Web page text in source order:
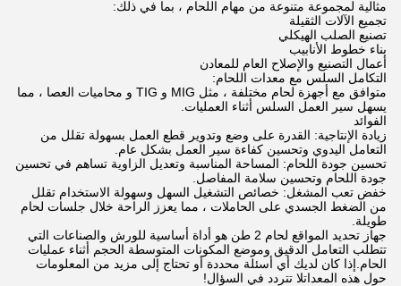
مثالية لمجموعة متنوعة من مهام اللحام ، بما في ذلك:
تجميع الآلات الثقيلة
تصنيع الصلب الهيكلي
بناء خطوط الأنابيب
أعمال التصنيع والإصلاح العام للمعادن
التكامل السلس مع معدات اللحام:
متوافق مع أجهزة لحام مختلفة ، مثل MIG و TIG و محاميات العصا ، مما
يسهل سير العمل السلس أثناء العمليات.
الفوائد
زيادة الإنتاجية: القدرة على وضع وتدوير قطع العمل بسهولة تقلل من
التعامل اليدوي وتحسين كفاءة سير العمل بشكل عام.
تحسين جودة اللحام: المساحة المناسبة وتعديل الزاوية تساهم في تحسين
جودة اللحام وتحسين سلامة المفاصل.
خفض تعب المشغل: خصائص التشغيل السهل وسهولة الاستخدام تقلل
من الضغط الجسدي على الحاملات ، مما يعزز الراحة خلال جلسات لحام
طويلة.
جهاز تحديد المواقع لحام 2 طن هو أداة أساسية للورش والصناعات التي
تتطلب التعامل الدقيق وموضع المكونات المتوسطة الحجم أثناء عمليات
الحام.إذا كان لديك أي أسئلة محددة أو تحتاج إلى مزيد من المعلومات
حول هذه المعداتلا تتردد في السؤال!